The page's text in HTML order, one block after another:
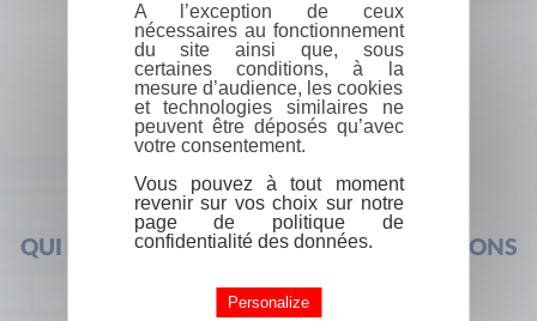
QUI SOMMES-NOUS ? FOIRE AUX QUESTIONS
A l’exception de ceux
nécessaires au fonctionnement
du site ainsi que, sous
certaines conditions, à la
mesure d’audience, les cookies
et technologies similaires ne
peuvent être déposés qu’avec
votre consentement.
Vous pouvez à tout moment
revenir sur vos choix sur notre
page de politique de
confidentialité des données.
Personalize